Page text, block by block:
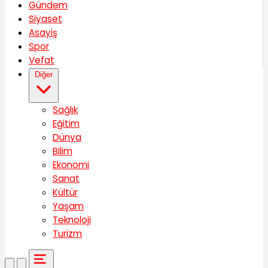
Gündem
Siyaset
Asayiş
Spor
Vefat
Diğer
Sağlık
Eğitim
Dünya
Bilim
Ekonomi
Sanat
Kültür
Yaşam
Teknoloji
Turizm